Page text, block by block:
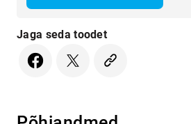
Jaga seda toodet